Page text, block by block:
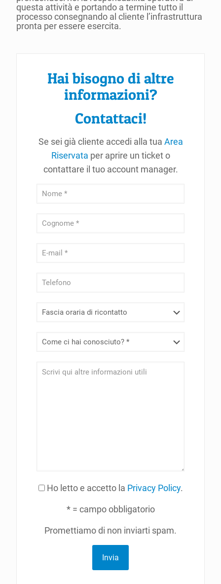
questa attività e portando a termine tutto il
processo consegnando al cliente l’infrastruttura
pronta per essere esercita.
Hai bisogno di altre
informazioni?
Contattaci!
Se sei già cliente accedi alla tua Area
Riservata per aprire un ticket o
contattare il tuo account manager.
Ho letto e accetto la Privacy Policy.
* = campo obbligatorio
Promettiamo di non inviarti spam.
Invia